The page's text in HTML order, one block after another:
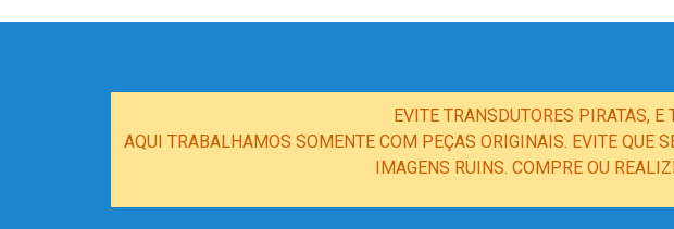
EVITE TRANSDUTORES PIRATAS,
AQUI TRABALHAMOS SOMENTE COM PEÇAS ORIGINAIS. EVITE QUE
IMAGENS RUINS. COMPRE OU